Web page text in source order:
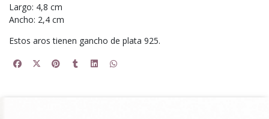
Largo: 4,8 cm
Ancho: 2,4 cm
Estos aros tienen gancho de plata 925.